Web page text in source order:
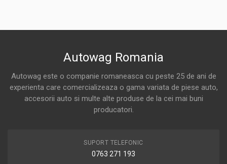
Autowag Romania
Autowag este o companie romaneasca cu peste 25 de ani de
experienta care comercializeaza o gama variata de piese auto,
accesorii auto si multe alte produse de la cei mai buni
producatori.
SUPORT TELEFONIC
0763 271 193